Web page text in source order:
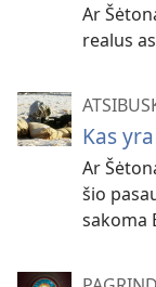
Ar
realus
Kas
Ar
šio
sakoma